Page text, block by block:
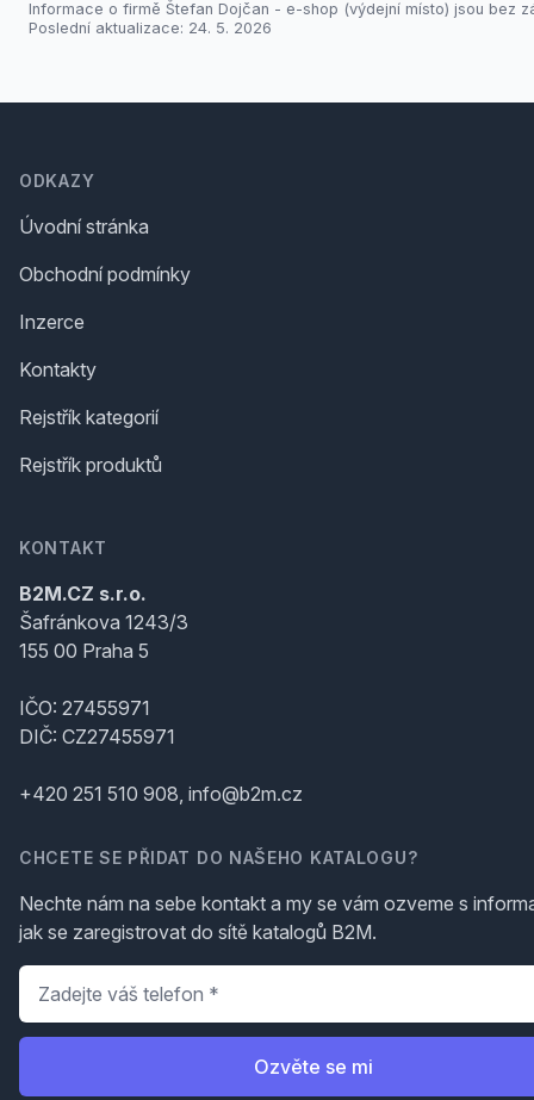
Informace o firmě Štefan Dojčan - e-shop (výdejní místo) jsou bez
Poslední aktualizace: 24. 5. 2026
ODKAZY
Úvodní stránka
Obchodní podmínky
Inzerce
Kontakty
Rejstřík kategorií
Rejstřík produktů
KONTAKT
B2M.CZ s.r.o.
Šafránkova 1243/3
155 00 Praha 5
IČO: 27455971
DIČ: CZ27455971
+420 251 510 908, info@b2m.cz
CHCETE SE PŘIDAT DO NAŠEHO KATALOGU?
Nechte nám na sebe kontakt a my se vám ozveme s
jak se zaregistrovat do sítě katalogů B2M.
Telefon
Ozvěte se mi